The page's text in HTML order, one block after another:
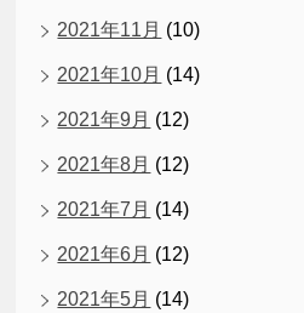
2021年11月 (10)
2021年10月 (14)
2021年9月 (12)
2021年8月 (12)
2021年7月 (14)
2021年6月 (12)
2021年5月 (14)